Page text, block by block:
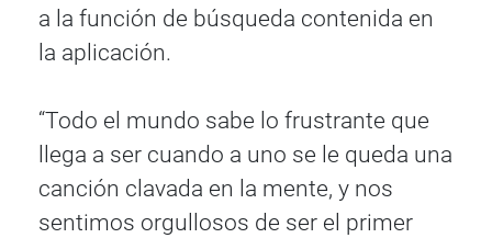
a la función de búsqueda contenida en
la aplicación.
“Todo el mundo sabe lo frustrante que
llega a ser cuando a uno se le queda una
canción clavada en la mente, y nos
sentimos orgullosos de ser el primer